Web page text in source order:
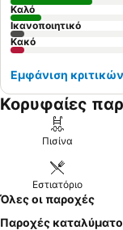
Καλό
Ικανοποιητικό
Κακό
Εμφάνιση κριτικών
Κορυφαίες
Πισίνα
Εστιατόριο
Όλες οι παροχές
Παροχές